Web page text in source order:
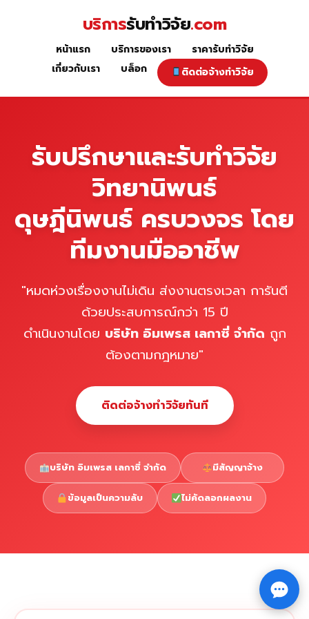
หน้าแรก
Copyright © 2026 รับทำวิจัย รับทำวิทยานิพนธ์ รับทำ⇧
บริการรับทำวิจัย.com
หน้าแรก บริการของเรา
ราคารับทำวิจัย
เกี่ยวกับเรา
บล็อก ติดต่อจ้างทำวิจัย
รับปรึกษาและรับทำวิจัย
วิทยานิพนธ์
ดุษฎีนิพนธ์ ครบวงจร โดย
ทีมงานมืออาชีพ
"หมดห่วงเรื่องงานไม่เดิน ส่งงานตรงเวลา การันตี
ด้วยประสบการณ์กว่า 15 ปี
ดำเนินงานโดย บริษัท อิมเพรส เลกาซี่ จำกัด ถูก
ต้องตามกฎหมาย"
ติดต่อจ้างทำวิจัยทันที
บริษัท อิมเพรส เลกาซี่ จำกัด มีสัญญาจ้าง
ข้อมูลเป็นความลับ ไม่คัดลอกผลงาน